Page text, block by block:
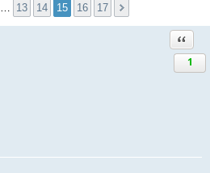
13 14 15 16 17
1